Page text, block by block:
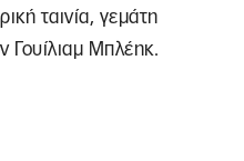
ταινία, γεμάτη
Γουίλιαμ Μπλέηκ.